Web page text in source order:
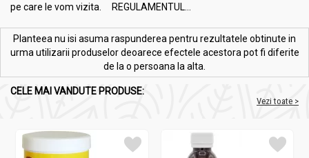
pe care le vom vizita. REGULAMENTUL...
Planteea nu isi asuma raspunderea pentru rezultatele obtinute in
urma utilizarii produselor deoarece efectele acestora pot fi diferite
de la o persoana la alta.
CELE MAI VANDUTE PRODUSE:
Vezi toate >